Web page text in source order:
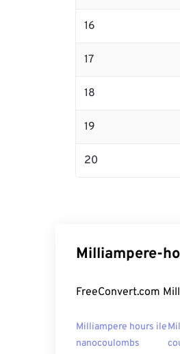
16
17
18
19
20
Milliampere-
FreeConvert.com
Milliampere hours ile
nanocoulombs